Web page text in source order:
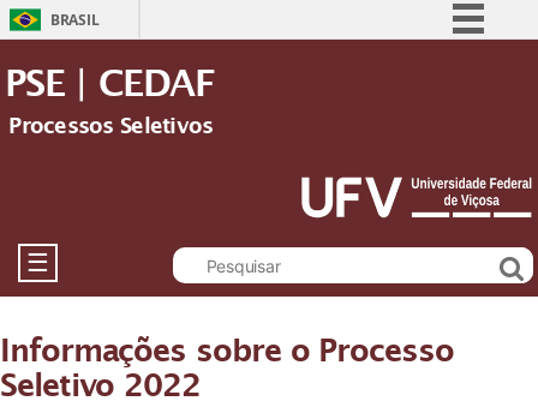
BRASIL
Acesso à informação
Legislação
Canais
PSE | CEDAF
Processos Seletivos
☰
Informações sobre o Processo
Seletivo 2022